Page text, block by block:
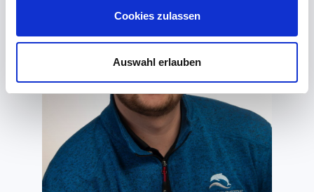
Cookies zulassen
Auswahl erlauben